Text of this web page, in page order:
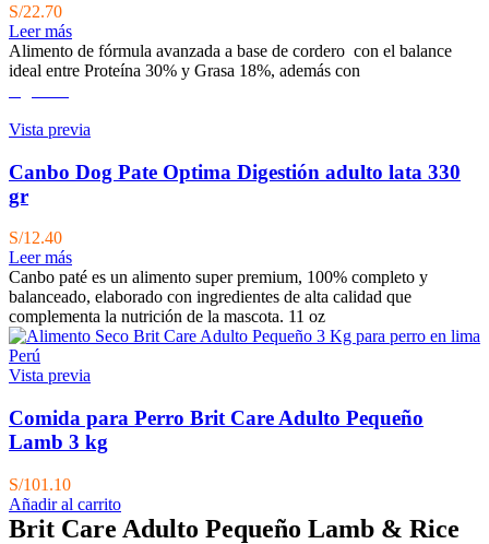
S/22.70
Leer más
Alimento de fórmula avanzada a base de cordero con el balance
ideal entre Proteína 30% y Grasa 18%, además con
Vista previa
Canbo Dog Pate Optima Digestión adulto lata 330
gr
S/12.40
Leer más
Canbo paté es un alimento super premium, 100% completo y
balanceado, elaborado con ingredientes de alta calidad que
complementa la nutrición de la mascota. 11 oz
Vista previa
Comida para Perro Brit Care Adulto Pequeño
Lamb 3 kg
S/101.10
Añadir al carrito
Brit Care Adulto Pequeño Lamb & Rice